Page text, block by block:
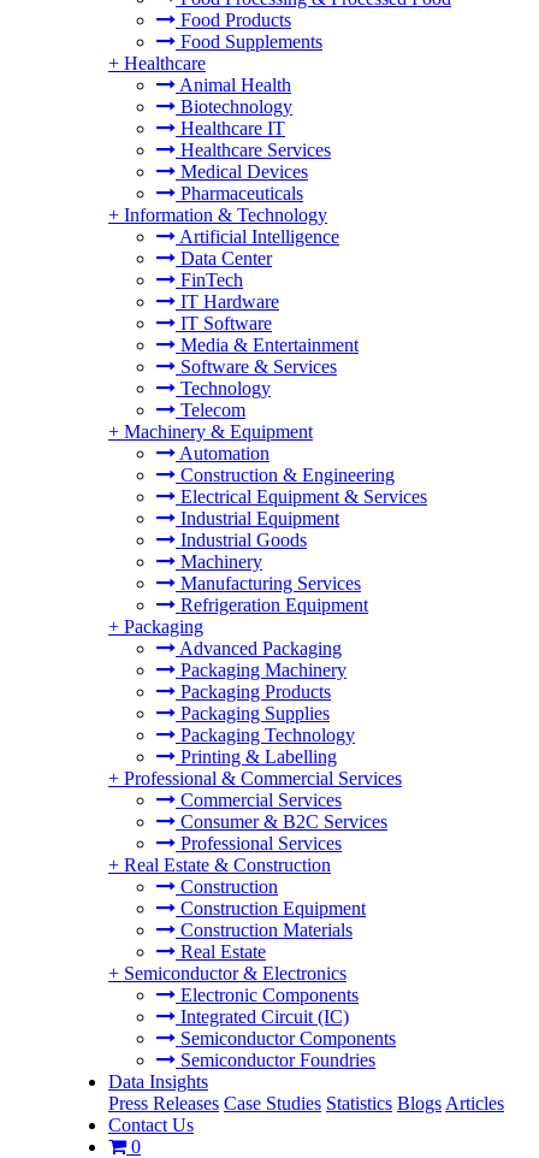
Food Products
Food Supplements
+ Healthcare
Animal Health
Biotechnology
Healthcare IT
Healthcare Services
Medical Devices
Pharmaceuticals
+ Information & Technology
Artificial Intelligence
Data Center
FinTech
IT Hardware
IT Software
Media & Entertainment
Software & Services
Technology
Telecom
+ Machinery & Equipment
Automation
Construction & Engineering
Electrical Equipment & Services
Industrial Equipment
Industrial Goods
Machinery
Manufacturing Services
Refrigeration Equipment
+ Packaging
Advanced Packaging
Packaging Machinery
Packaging Products
Packaging Supplies
Packaging Technology
Printing & Labelling
+ Professional & Commercial Services
Commercial Services
Consumer & B2C Services
Professional Services
+ Real Estate & Construction
Construction
Construction Equipment
Construction Materials
Real Estate
+ Semiconductor & Electronics
Electronic Components
Integrated Circuit (IC)
Semiconductor Components
Semiconductor Foundries
Data Insights
Press Releases Case Studies Statistics Blogs Articles
Contact Us
0